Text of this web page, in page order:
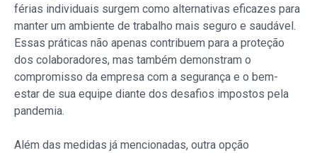
férias individuais surgem como alternativas eficazes para
manter um ambiente de trabalho mais seguro e saudável.
Essas práticas não apenas contribuem para a proteção
dos colaboradores, mas também demonstram o
compromisso da empresa com a segurança e o bem-
estar de sua equipe diante dos desafios impostos pela
pandemia.
Além das medidas já mencionadas, outra opção